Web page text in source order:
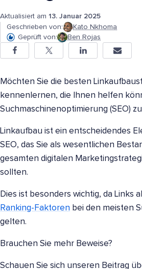
Aktualisiert am 13. Januar 2025
Geschrieben von:
Kato Nkhoma
Geprüft von:
Ben Rojas
Möchten Sie die besten
kennenlernen, die Ihnen helfen
Suchmaschinenoptimierung (SEO)
Linkaufbau ist ein entscheidendes
SEO, das Sie als wesentlichen
gesamten digitalen
sollten.
Dies ist besonders wichtig, da Links
Ranking-Faktoren bei den meisten
gelten.
Brauchen Sie mehr Beweise?
Schauen Sie sich unseren Beitrag